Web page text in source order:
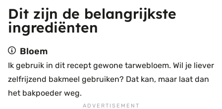
Dit zijn de belangrijkste
ingrediënten
Bloem
Ik gebruik in dit recept gewone tarwebloem. Wil je liever
zelfrijzend bakmeel gebruiken? Dat kan, maar laat dan
het bakpoeder weg.